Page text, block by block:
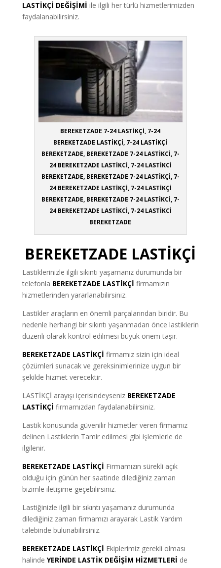
LASTİKÇİ DEĞİŞİMİ ile ilgili her türlü hizmetlerimizden
faydalanabilirsiniz.
BEREKETZADE 7-24 LASTİKÇİ, 7-24
BEREKETZADE LASTİKÇİ, 7-24 LASTİKÇİ
BEREKETZADE, BEREKETZADE 7-24 LASTİKCİ, 7-
24 BEREKETZADE LASTİKCİ, 7-24 LASTİKCİ
BEREKETZADE, BEREKETZADE 7-24 LASTİKÇİ, 7-
24 BEREKETZADE LASTİKÇİ, 7-24 LASTİKÇİ
BEREKETZADE, BEREKETZADE 7-24 LASTİKCİ, 7-
24 BEREKETZADE LASTİKCİ, 7-24 LASTİKCİ
BEREKETZADE
BEREKETZADE LASTİKÇİ
Lastiklerinizle ilgili sıkıntı yaşamanız durumunda bir
telefonla BEREKETZADE LASTİKÇİ firmamızın
hizmetlerinden yararlanabilirsiniz.
Lastikler araçların en önemli parçalarından biridir. Bu
nedenle herhangi bir sıkıntı yaşanmadan önce lastiklerin
düzenli olarak kontrol edilmesi büyük önem taşır.
BEREKETZADE LASTİKÇİ firmamız sizin için ideal
çözümleri sunacak ve gereksinimlerinize uygun bir
şekilde hizmet verecektir.
LASTİKÇİ arayışı içerisindeyseniz BEREKETZADE
LASTİKÇİ firmamızdan faydalanabilirsiniz.
Lastik konusunda güvenilir hizmetler veren firmamız
delinen Lastiklerin Tamir edilmesi gibi işlemlerle de
ilgilenir.
BEREKETZADE LASTİKÇİ Firmamızın sürekli açık
olduğu için günün her saatinde dilediğiniz zaman
bizimle iletişime geçebilirsiniz.
Lastiğinizle ilgili bir sıkıntı yaşamanız durumunda
dilediğiniz zaman firmamızı arayarak Lastik Yardım
talebinde bulunabilirsiniz.
BEREKETZADE LASTİKÇİ Ekiplerimiz gerekli olması
halinde YERİNDE LASTİK DEĞİŞİM HİZMETLERİ de